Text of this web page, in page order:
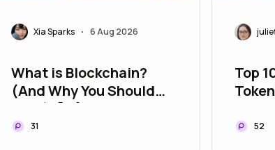
Xia Sparks • 6 Aug 2026
What is Blockchain?
(And Why You Should
Care) 🧠🔗
31
Top
52